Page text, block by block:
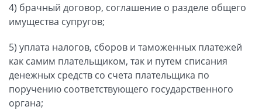
4) брачный договор, соглашение о разделе общего
имущества супругов;
5) уплата налогов, сборов и таможенных платежей
как самим плательщиком, так и путем списания
денежных средств со счета плательщика по
поручению соответствующего государственного
органа;